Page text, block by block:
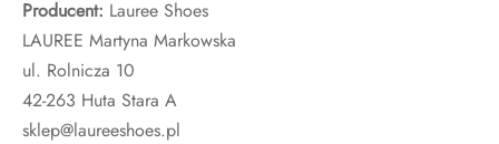
Producent: Lauree Shoes
LAUREE Martyna Markowska
ul. Rolnicza 10
42-263 Huta Stara A
sklep@laureeshoes.pl